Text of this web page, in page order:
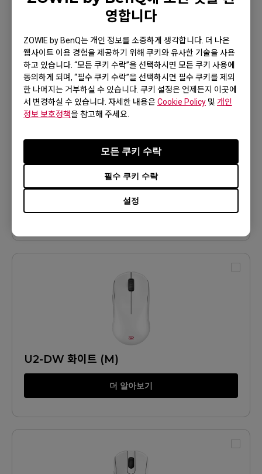
영합니다
ZOWIE by BenQ는 개인 정보를 소중하게 생각합니다. 더 나은
웹사이트 이용 경험을 제공하기 위해 쿠키와 유사한 기술을 사용
하고 있습니다. “모든 쿠키 수락”을 선택하시면 모든 쿠키 사용에
동의하게 되며, “필수 쿠키 수락”을 선택하시면 필수 쿠키를 제외
한 나머지는 거부하실 수 있습니다. 쿠키 설정은 언제든지 이곳에
서 변경하실 수 있습니다. 자세한 내용은Cookie Policy 및 개인
정보 보호정책을 참고해 주세요.
설정
필수 쿠키 수락
모든 쿠키 수락
EC2-DW 화이트 (M)
S2-DW 화이트 (S)
더 알아보기
U2-DW 화이트 (M)
더 알아보기